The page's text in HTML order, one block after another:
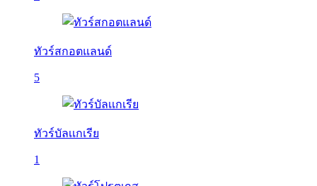
ทัวร์สกอตแลนด์
5
ทัวร์บัลเเกเรีย
1